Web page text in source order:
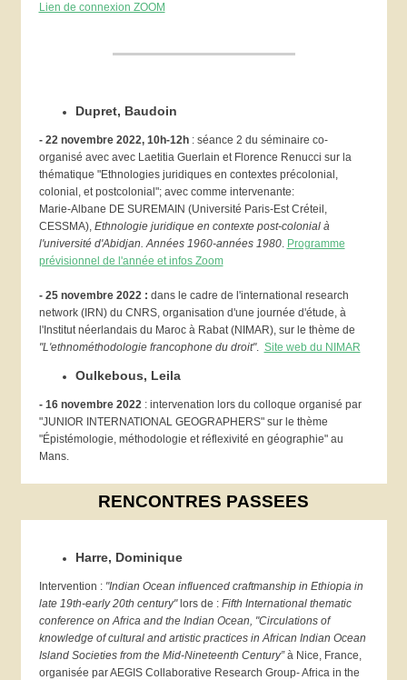
Lien de connexion ZOOM
Dupret, Baudoin
- 22 novembre 2022, 10h-12h : séance 2 du séminaire co-
organisé avec avec Laetitia Guerlain et Florence Renucci sur la
thématique "Ethnologies juridiques en contextes précolonial,
colonial, et postcolonial"; avec comme intervenante:
Marie-Albane DE SUREMAIN (Université Paris-Est Créteil,
CESSMA), Ethnologie juridique en contexte post-colonial à
l'université d'Abidjan. Années 1960-années 1980. Programme
prévisionnel de l'année et infos Zoom
- 25 novembre 2022 : dans le cadre de l'international research
network (IRN) du CNRS, organisation d'une journée d'étude, à
l'Institut néerlandais du Maroc à Rabat (NIMAR), sur le thème de
"L'ethnométhodologie francophone du droit". Site web du NIMAR
Oulkebous, Leila
- 16 novembre 2022 : intervenation lors du colloque organisé par
"JUNIOR INTERNATIONAL GEOGRAPHERS" sur le thème
"Épistémologie, méthodologie et réflexivité en géographie" au
Mans.
RENCONTRES PASSEES
Harre, Dominique
Intervention : "Indian Ocean influenced craftmanship in Ethiopia in
late 19th-early 20th century"lors de : Fifth International thematic
conference on Africa and the Indian Ocean, "Circulations of
knowledge of cultural and artistic practices in African Indian Ocean
Island Societies from the Mid-Nineteenth Century”à Nice, France,
organisée par AEGIS Collaborative Research Group- Africa in the